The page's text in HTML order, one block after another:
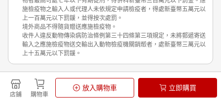
店鋪 購物車
放入購物車 立即購買
小農市集與大型超市的形象戰：夥伴關係、社群支持，才是
最重要的資產
◎ 歐盟Farm to Fork計畫，以行動支持小農
咖啡小農出頭天：消費價值改變產銷體系的小革命
◎ 卓越杯，咖啡高端市場的射門員
◎ 關於公平貿易認證的Q&A
施檢疫物之輸入人或代理人未依規定申請檢疫者，得處新臺幣五萬元以
上一百萬元以下罰鍰，並得按次處罰。
境外商品不得隨貨贈送應施檢疫物。
收件人違反動物傳染病防治條例第三十四條第三項規定，未將郵遞寄送
輸入之應施檢疫物送交輸出入動物檢疫機關銷燬者，處新臺幣三萬元以
上十五萬元以下罰鍰。
Shopping is Entertainment!
非洲豬瘟政策宣導
隱私權政策
© Rakuten Group, Inc.